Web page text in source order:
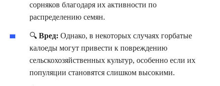
сорняков благодаря их активности по
распределению семян.
🔍 Вред: Однако, в некоторых случаях горбатые
калоеды могут привести к повреждению
сельскохозяйственных культур, особенно если их
популяции становятся слишком высокими.